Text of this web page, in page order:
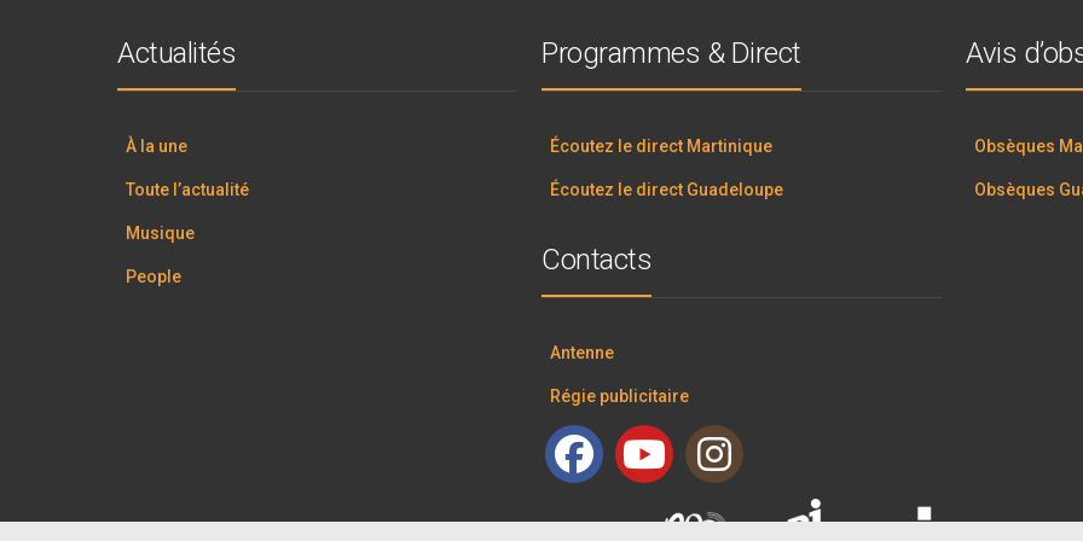
Actualités
À la une
Toute l’actualité
Musique
People
Programmes & Direct
Écoutez le direct Martinique
Écoutez le direct Guadeloupe
Avis
Obsèques
Obsèques
Contacts
Antenne
Régie publicitaire